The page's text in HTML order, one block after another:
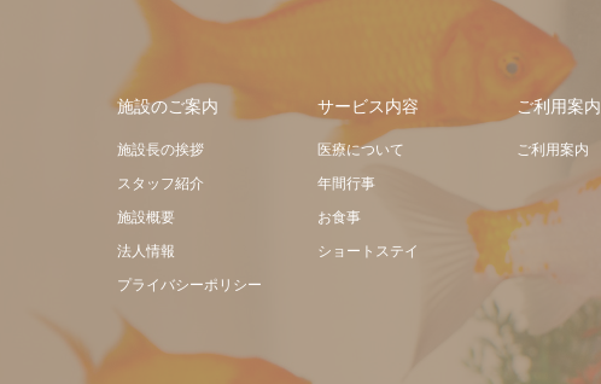
施設のご案内
施設長の挨拶
スタッフ紹介
施設概要
法人情報
プライバシーポリシー
サービス内容
医療について
年間行事
お食事
ショートステイ
ご利用案内
ご利用案内